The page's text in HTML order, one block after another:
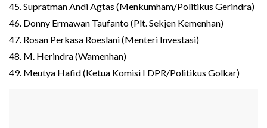
45. Supratman Andi Agtas (Menkumham/Politikus Gerindra)
46. Donny Ermawan Taufanto (Plt. Sekjen Kemenhan)
47. Rosan Perkasa Roeslani (Menteri Investasi)
48. M. Herindra (Wamenhan)
49. Meutya Hafid (Ketua Komisi I DPR/Politikus Golkar)